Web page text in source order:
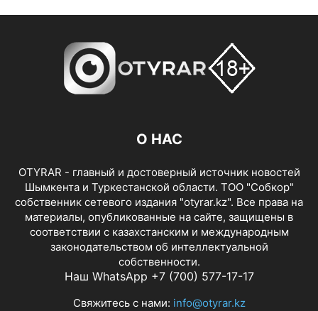
О НАС
OTYRAR - главный и достоверный источник новостей
Шымкента и Туркестанской области. ТОО "Собкор"
собственник сетевого издания "otyrar.kz". Все права на
материалы, опубликованные на сайте, защищены в
соответствии с казахстанским и международным
законодательством об интеллектуальной
собственности.
Наш WhatsApp +7 (700) 577-17-17
Свяжитесь с нами: info@otyrar.kz